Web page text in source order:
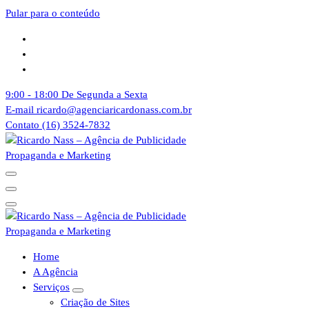
Pular para o conteúdo
9:00 - 18:00 De Segunda a Sexta
E-mail ricardo@agenciaricardonass.com.br
Contato (16) 3524-7832
Agência de Publicidade Ricardo Nass. Empresa especializadas em
Home
A Agência
Serviços
Criação de Sites